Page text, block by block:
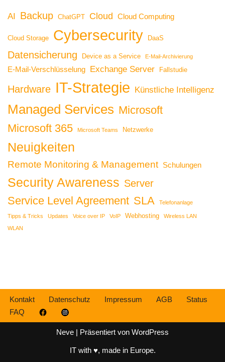
AI Backup ChatGPT Cloud Cloud Computing
Cloud Storage Cybersecurity DaaS
Datensicherung Device as a Service E-Mail-Archivierung
E-Mail-Verschlüsselung Exchange Server Fallstudie
Hardware IT-Strategie Künstliche Intelligenz
Managed Services Microsoft
Microsoft 365
Microsoft Teams Netzwerke
Neuigkeiten
Remote Monitoring & Management Schulungen
Security Awareness Server
Service Level Agreement SLA Telefonanlage
Tipps & Tricks Updates Voice over IP VoIP Webhosting
Wireless LAN
WLAN
Kontakt Datenschutz Impressum AGB
Status
FAQ
Neve | Präsentiert von WordPress
IT with ♥, made in Europe.